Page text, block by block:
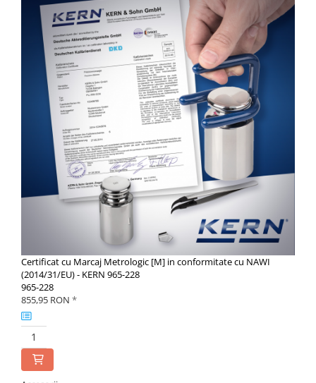
Certificat cu Marcaj Metrologic [M] in conformitate cu NAWI
(2014/31/EU) - KERN 965-228
965-228
855,95 RON *